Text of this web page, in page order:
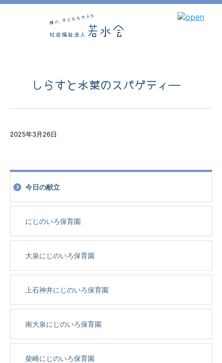
しらすと水菜のスパゲティ―
2025年3月26日
今日の献立
にじのいろ保育園
大泉にじのいろ保育園
上石神井にじのいろ保育園
南大泉にじのいろ保育園
柴崎にじのいろ保育園